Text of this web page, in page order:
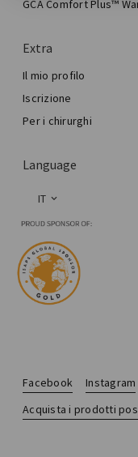
Total Breast
GCA Comfort Plus™
Extra
Il mio profilo
Iscrizione
Per i chirurghi
Language
IT
Facebook Instagram
Acquista i prodotti